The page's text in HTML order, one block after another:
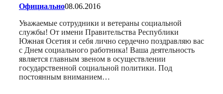
Официально08.06.2016
Уважаемые сотрудники и ветераны социальной
службы! От имени Правительства Республики
Южная Осетия и себя лично сердечно поздравляю вас
с Днем социального работника! Ваша деятельность
является главным звеном в осуществлении
государственной социальной политики. Под
постоянным вниманием…